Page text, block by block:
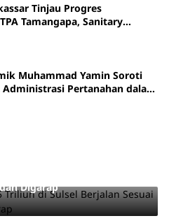
Tinjau Progres
Tamangapa, Sanitary
Persen
Muhammad Yamin Soroti
Administrasi Pertanahan dalam
Luwu Timur
Triliun di Sulsel Berjalan
Digarap